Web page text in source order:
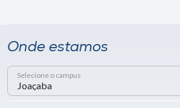
Onde estamos
Selecione o campus